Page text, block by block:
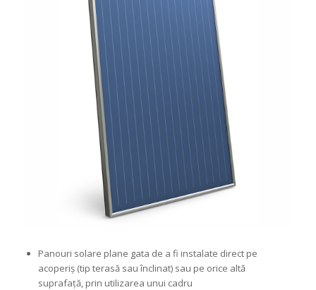
Panouri solare plane gata de a fi instalate direct pe
acoperiș (tip terasă sau înclinat) sau pe orice altă
suprafață, prin utilizarea unui cadru